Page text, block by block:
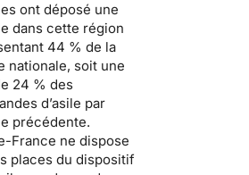
ont déposé une
dans cette région
44 % de la
nationale, soit une
24 % des
d’asile par
précédente.
France ne dispose
places du dispositif